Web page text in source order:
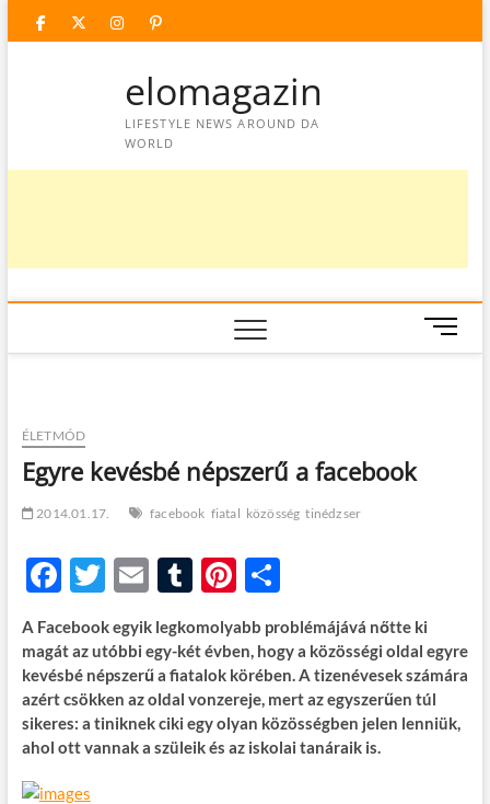
facebooktwitter
instagram
googleplus
pinterest
elomagazin
LIFESTYLE NEWS AROUND DA
WORLD
M
e
ÉLETMÓD
Egyre kevésbé népszerű a facebook
2014.01.17. facebook fiatal közösség tinédzser
F
ac
e
b
o
o
k
T
itt
er
E
m
ail
T
m
bl
r
Pi
nt
er
es
t
O
ss
za
m
e
g
A Facebook egyik legkomolyabb problémájává nőtte ki
magát az utóbbi egy-két évben, hogy a közösségi oldal egyre
kevésbé népszerű a fiatalok körében. A tizenévesek számára
azért csökken az oldal vonzereje, mert az egyszerűen túl
sikeres: a tiniknek ciki egy olyan közösségben jelen lenniük,
ahol ott vannak a szüleik és az iskolai tanáraik is.